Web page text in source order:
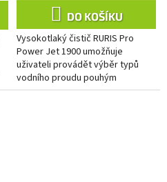
DO KOŠÍKU
Vysokotlaký čistič RURIS Pro
Power Jet 1900 umožňuje
uživateli provádět výběr typů
vodního proudu pouhým
otáčením usměrňovače na